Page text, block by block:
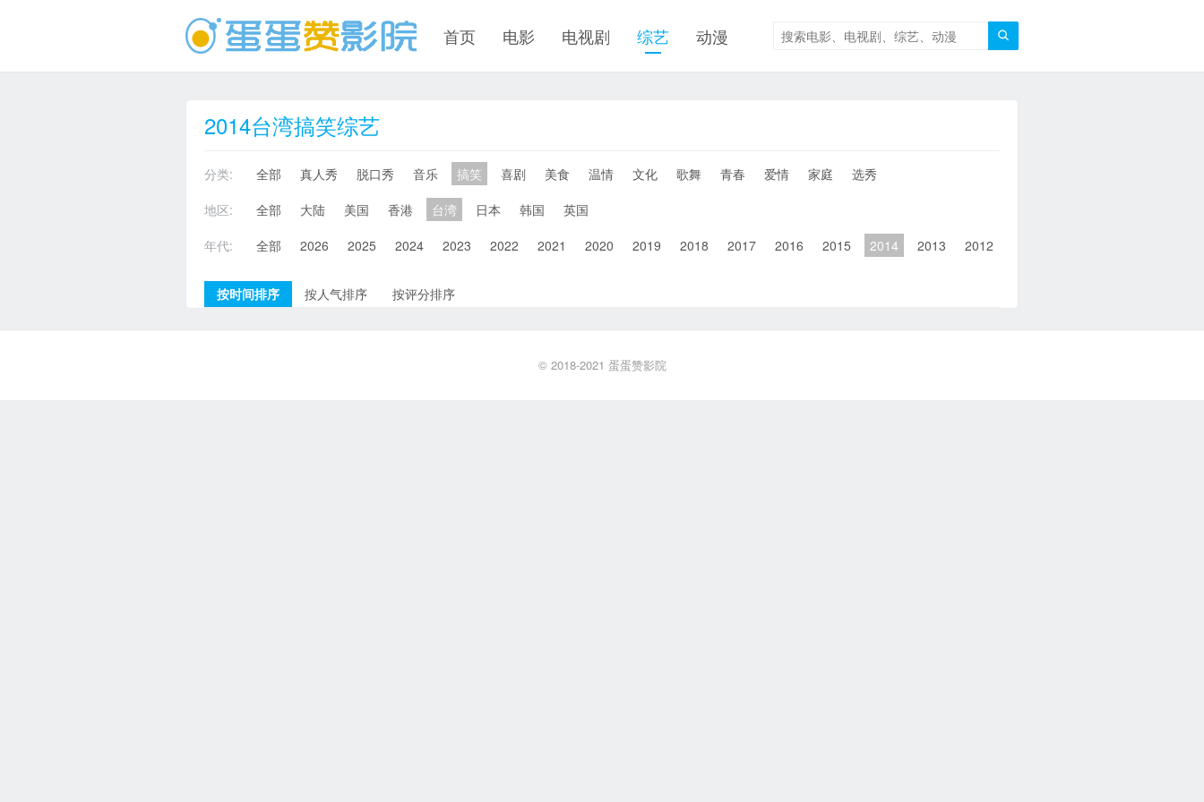

首页 电影 电视剧 综艺 动漫
2014台湾搞笑综艺
分类: 全部 真人秀 脱口秀 音乐 搞笑 喜剧 美食 温情 文化 歌舞 青春 爱情 家庭
选秀
地区:
全部 大陆 美国 香港 台湾 日本 韩国
英国
年代:
全部 2026 2025 2024 2023 2022 2021 2020 2019 2018 2017 2016 2015 2014 2013 2012
按时间排序 按人气排序 按评分排序
© 2018-2021 蛋蛋赞影院